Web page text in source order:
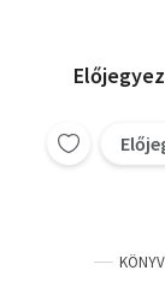
KÖNYV